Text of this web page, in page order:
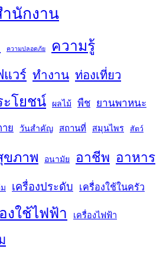
นักงาน
ความปลอดภัย ความรู้
วร์ ทำงาน ท่องเที่ยว
โยชน์ ผลไม้ พืช ยานพาหนะ
ย วันสำคัญ สถานที่ สมุนไพร สัตว์
ภาพ อนามัย อาชีพ อาหาร
เครื่องประดับ เครื่องใช้ในครัว
งใช้ไฟฟ้า เครื่องไฟฟ้า